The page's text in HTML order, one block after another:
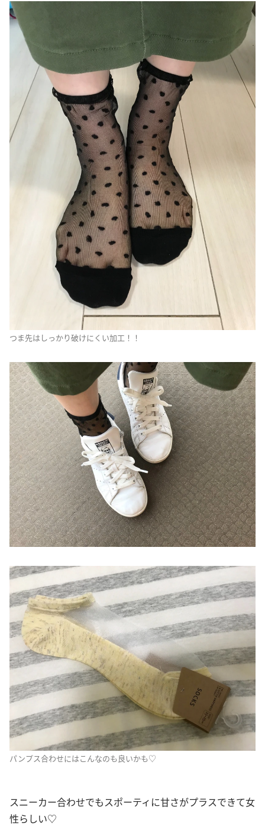
つま先はしっかり破けにくい加工！！
パンプス合わせにはこんなのも良いかも♡
スニーカー合わせでもスポーティに甘さがプラスできて女
性らしい♡